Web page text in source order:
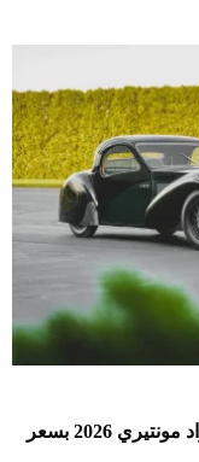
طرح Bugatti Type 57SC Atalante في مزاد مونتيري 2026 بسعر